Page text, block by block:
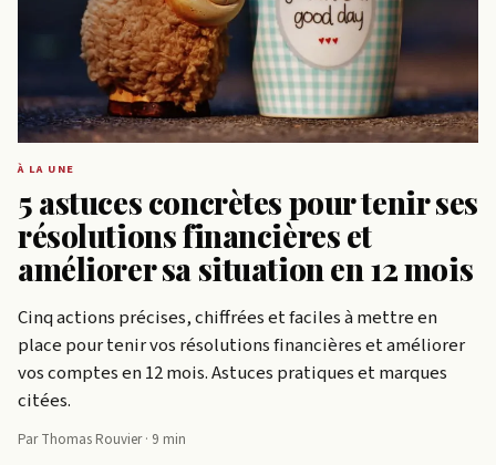
À LA UNE
5 astuces concrètes pour tenir ses
résolutions financières et
améliorer sa situation en 12 mois
Cinq actions précises, chiffrées et faciles à mettre en
place pour tenir vos résolutions financières et améliorer
vos comptes en 12 mois. Astuces pratiques et marques
citées.
Par Thomas Rouvier · 9 min